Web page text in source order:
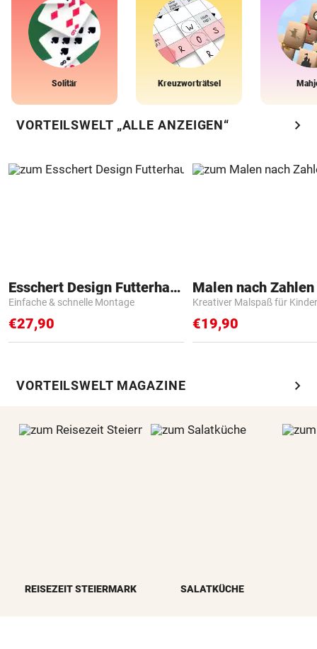
Solitär Kreuzworträtsel
VORTEILSWELT „ALLE ANZEIGEN“ chevron_right
Esschert Design Futterhaus
Einfache & schnelle Montage
€27,90
Kreativer Malspaß für Kinder
€19,90
VORTEILSWELT MAGAZINE chevron_right
REISEZEIT STEIERMARK SALATKÜCHE